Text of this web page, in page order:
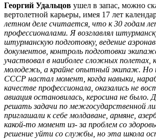
Георгий Удальцов ушел в запас, можно
вертолетной карьеры, имея 17 лет
летном деле считается, что к 30 годам
профессионалами. Я возглавлял
штурманскую подготовку, ведение
документов, контроль подготовки
участвовал в наиболее сложных полетах,
молодежь, а крайне опытный экипаж. Но
СССР настал момент, когда навыки,
качестве профессионала, оказались не
авиация остановилась, керосина не было.
решать задачи по межгосударственной
приглашали к себе молдаване, армяне,
какой-то момент из- за проблем со
решение уйти со службы, но эта школа